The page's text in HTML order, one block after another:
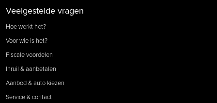
Veelgestelde vragen
Hoe werkt het?
Voor wie is het?
Fiscale voordelen
Inruil & aanbetalen
Aanbod & auto kiezen
Service & contact